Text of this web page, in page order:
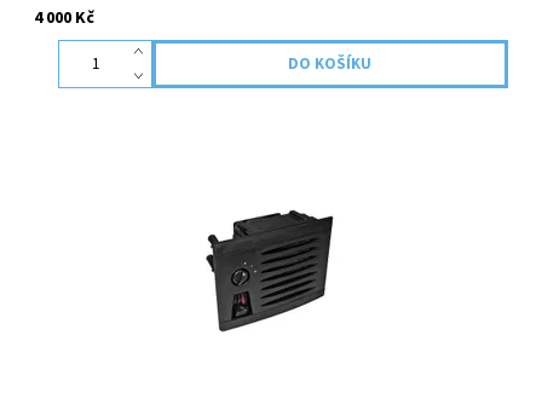
4 000 Kč
pomoci s výběrem, neváhejte se na nás obrátit!...